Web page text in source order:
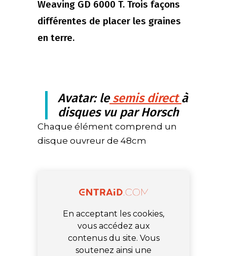
Weaving GD 6000 T. Trois façons
différentes de placer les graines
en terre.
Avatar: lesemis directà
disques vu par Horsch
Chaque élément comprend un
disque ouvreur de 48cm
En acceptant les cookies,
vous accédez aux
contenus du site. Vous
soutenez ainsi une